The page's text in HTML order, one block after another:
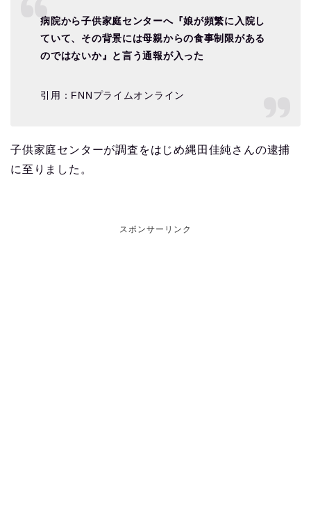
病院から子供家庭センターへ『娘が頻繁に入院し
ていて、その背景には母親からの食事制限がある
のではないか』と言う通報が入った
引用：FNNプライムオンライン
子供家庭センターが調査をはじめ縄田佳純さんの逮捕
に至りました。
スポンサーリンク